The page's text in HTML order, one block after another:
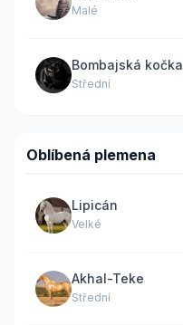
Malé
Bombajská kočka
Střední
Oblíbená plemena
Lipicán
Velké
Akhal-Teke
Střední